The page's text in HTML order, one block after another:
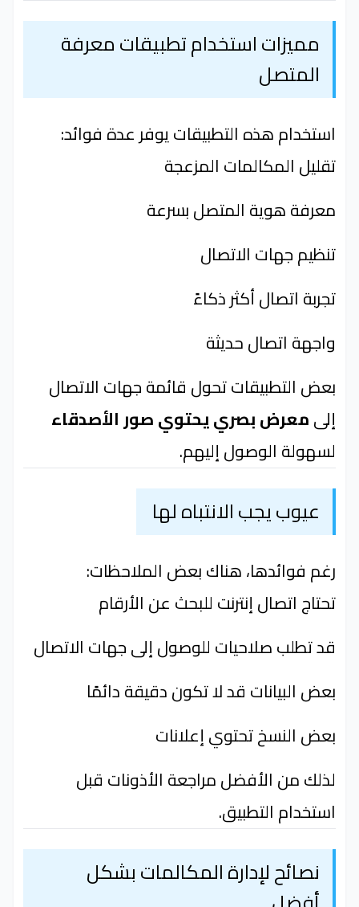
مميزات استخدام تطبيقات معرفة
المتصل
استخدام هذه التطبيقات يوفر عدة فوائد:
تقليل المكالمات المزعجة
معرفة هوية المتصل بسرعة
تنظيم جهات الاتصال
تجربة اتصال أكثر ذكاءً
واجهة اتصال حديثة
بعض التطبيقات تحول قائمة جهات الاتصال
إلىمعرض بصري يحتوي صور الأصدقاء
لسهولة الوصول إليهم.
عيوب يجب الانتباه لها
رغم فوائدها، هناك بعض الملاحظات:
تحتاج اتصال إنترنت للبحث عن الأرقام
قد تطلب صلاحيات للوصول إلى جهات الاتصال
بعض البيانات قد لا تكون دقيقة دائمًا
بعض النسخ تحتوي إعلانات
لذلك من الأفضل مراجعة الأذونات قبل
استخدام التطبيق.
نصائح لإدارة المكالمات بشكل